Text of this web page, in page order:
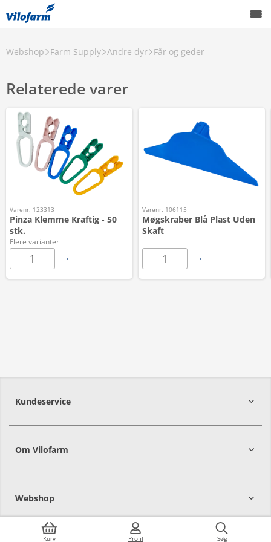
Kurv Profil Søg
Webshop Farm Supply Andre dyr Får og geder
Relaterede varer
Varenr. 123313
Pinza Klemme Kraftig - 50
stk.
Flere varianter
Varenr. 106115
Møgskraber Blå Plast Uden
Skaft
Kundeservice
Om Vilofarm
Webshop